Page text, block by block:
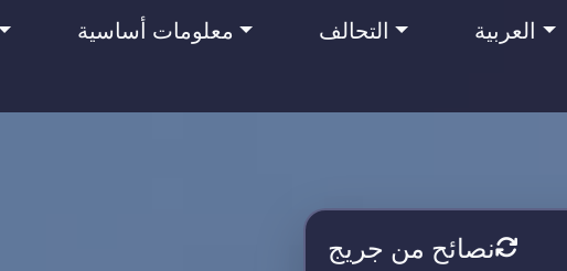
معلومات أساسية التحالف
العربية
نصائح من جريج